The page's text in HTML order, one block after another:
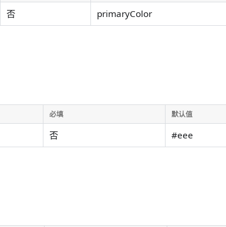
否 primaryColor
必填 默认值
否 #eee